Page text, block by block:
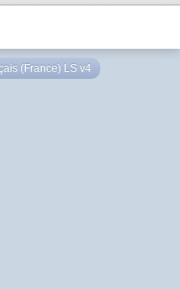
(France) LS v4